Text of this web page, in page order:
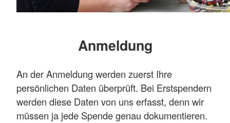
Anmeldung
An der Anmeldung werden zuerst Ihre
persönlichen Daten überprüft. Bei Erstspendern
werden diese Daten von uns erfasst, denn wir
müssen ja jede Spende genau dokumentieren.